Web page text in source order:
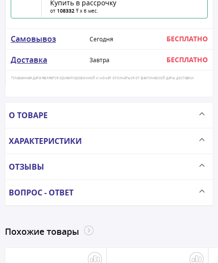
Купить в рассрочку
от 108332 ₸ x 6 мес.
Самовывоз Сегодня БЕСПЛАТНО
Доставка Завтра БЕСПЛАТНО
*Указанная дата является ориентировочной и может отличаться от фактической даты доставки
О ТОВАРЕ
ХАРАКТЕРИСТИКИ
ОТЗЫВЫ
ВОПРОС - ОТВЕТ
Похожие товары